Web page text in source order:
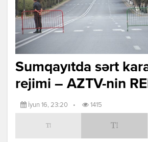
Sumqayıtda sərt
rejimi – AZTV-nin
İyun 16, 23:20 • 1415